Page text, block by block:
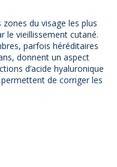
du visage les plus
le vieillissement cutané.
parfois héréditaires
donnent un aspect
d’acide hyaluronique
de corriger les